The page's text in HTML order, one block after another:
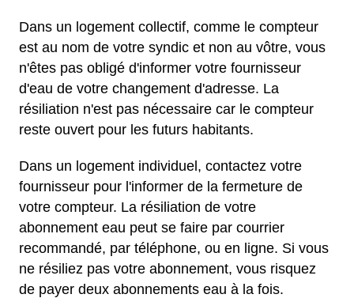
Dans un logement collectif, comme le compteur
est au nom de votre syndic et non au vôtre, vous
n'êtes pas obligé d'informer votre fournisseur
d'eau de votre changement d'adresse. La
résiliation n'est pas nécessaire car le compteur
reste ouvert pour les futurs habitants.
Dans un logement individuel, contactez votre
fournisseur pour l'informer de la fermeture de
votre compteur. La résiliation de votre
abonnement eau peut se faire par courrier
recommandé, par téléphone, ou en ligne. Si vous
ne résiliez pas votre abonnement, vous risquez
de payer deux abonnements eau à la fois.